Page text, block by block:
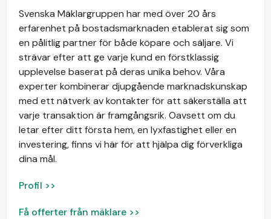
Svenska Mäklargruppen har med över 20 års
erfarenhet på bostadsmarknaden etablerat sig som
en pålitlig partner för både köpare och säljare. Vi
strävar efter att ge varje kund en förstklassig
upplevelse baserat på deras unika behov. Våra
experter kombinerar djupgående marknadskunskap
med ett nätverk av kontakter för att säkerställa att
varje transaktion är framgångsrik. Oavsett om du
letar efter ditt första hem, en lyxfastighet eller en
investering, finns vi här för att hjälpa dig förverkliga
dina mål.
Profil >>
Få offerter från mäklare >>